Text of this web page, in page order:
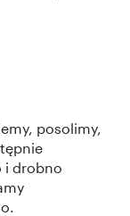
posolimy,
i drobno